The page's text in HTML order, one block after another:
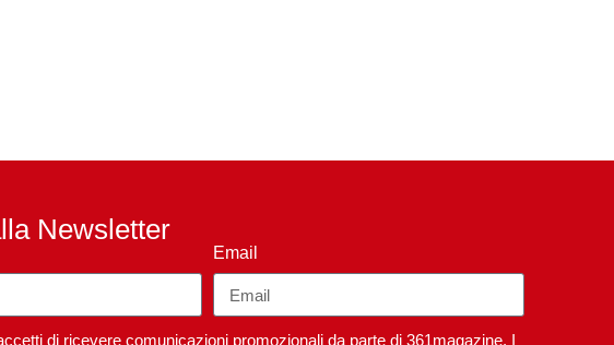
Newsletter
Email
di ricevere comunicazioni promozionali da parte di 361magazine. I